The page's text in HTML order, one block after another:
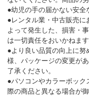
●幼児の手の届かない安全
●レンタル業・中古販売に
よって発生した、損害・
は一切責任をおいかねま
●より良い品質の向上に
様、パッケージの変更が
了承ください。
●パソコンやカラーボッ
際の商品と異なる場合が